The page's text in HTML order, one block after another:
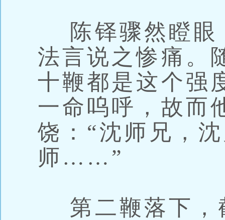
陈铎骤然瞪眼
法言说之惨痛。
十鞭都是这个强
一命呜呼，故而
饶：“沈师兄，
师……”
第二鞭落下，